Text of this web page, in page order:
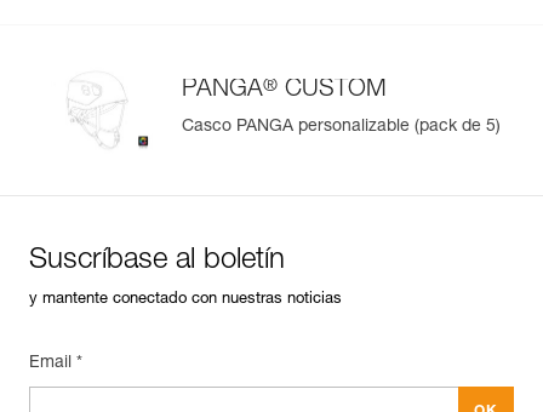
PANGA® CUSTOM
Casco PANGA personalizable (pack de 5)
Suscríbase al boletín
y mantente conectado con nuestras noticias
Email *